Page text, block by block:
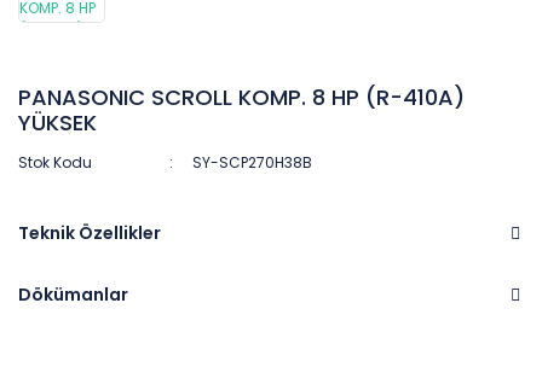
PANASONIC SCROLL KOMP. 8 HP (R-410A)
YÜKSEK
Stok Kodu SY-SCP270H38B
Teknik Özellikler
Dökümanlar